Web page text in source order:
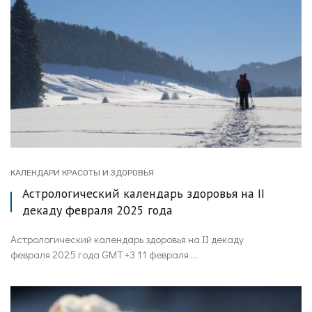
КАЛЕНДАРИ КРАСОТЫ И ЗДОРОВЬЯ
Астрологический календарь здоровья на II
декаду февраля 2025 года
Астрологический календарь здоровья на II декаду
февраля 2025 года GMT +3 11 февраля ...